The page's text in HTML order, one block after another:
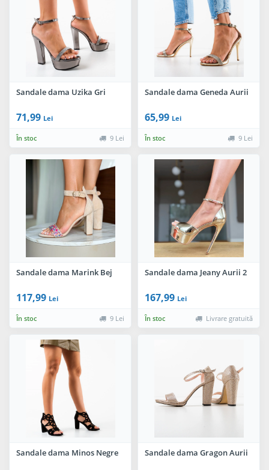
Sandale dama Uzika Gri
71,99 Lei
În stoc 9 Lei
Sandale dama Geneda Aurii
65,99 Lei
În stoc 9 Lei
Sandale dama Marink Bej
117,99 Lei
În stoc 9 Lei
Sandale dama Jeany Aurii 2
167,99 Lei
În stoc Livrare gratuită
Sandale dama Minos Negre Sandale dama Gragon Aurii